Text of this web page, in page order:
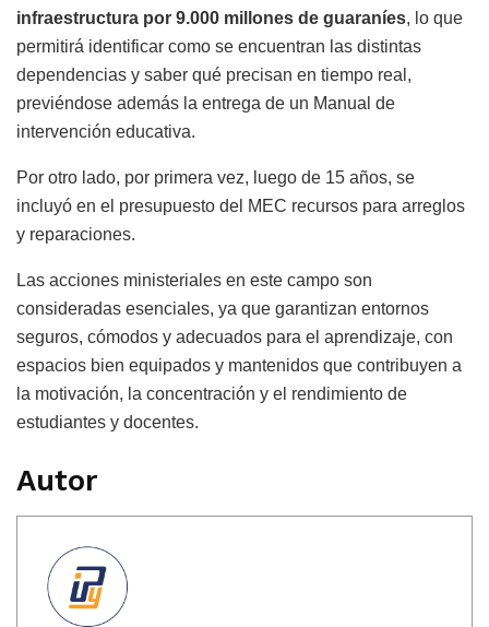
infraestructura por 9.000 millones de guaraníes, lo que
permitirá identificar como se encuentran las distintas
dependencias y saber qué precisan en tiempo real,
previéndose además la entrega de un Manual de
intervención educativa.
Por otro lado, por primera vez, luego de 15 años, se
incluyó en el presupuesto del MEC recursos para arreglos
y reparaciones.
Las acciones ministeriales en este campo son
consideradas esenciales, ya que garantizan entornos
seguros, cómodos y adecuados para el aprendizaje, con
espacios bien equipados y mantenidos que contribuyen a
la motivación, la concentración y el rendimiento de
estudiantes y docentes.
Autor